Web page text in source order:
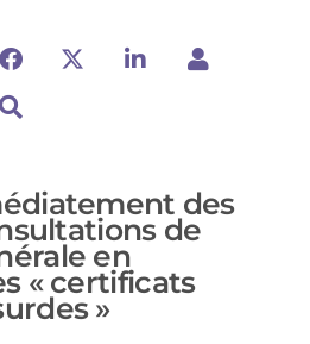
des
de
en
« certificats
»